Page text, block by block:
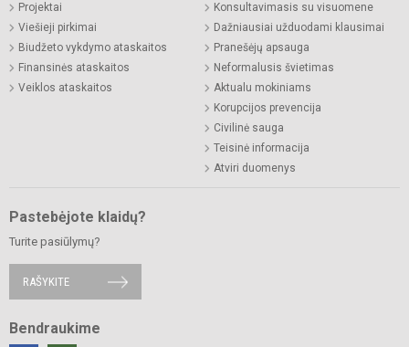
Projektai
Viešieji pirkimai
Biudžeto vykdymo ataskaitos
Finansinės ataskaitos
Veiklos ataskaitos
Konsultavimasis su visuomene
Dažniausiai užduodami klausimai
Pranešėjų apsauga
Neformalusis švietimas
Aktualu mokiniams
Korupcijos prevencija
Civilinė sauga
Teisinė informacija
Atviri duomenys
Pastebėjote klaidų?
Turite pasiūlymų?
RAŠYKITE
Bendraukime